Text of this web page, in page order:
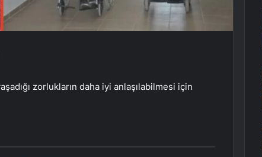
zorlukların daha iyi anlaşılabilmesi için